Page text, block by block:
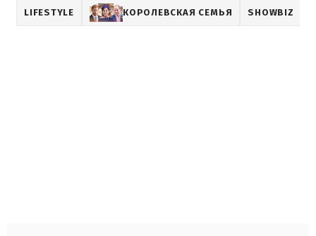
LIFESTYLE КОРОЛЕВСКАЯ СЕМЬЯ SHOWBIZ